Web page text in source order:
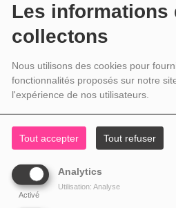
Les informations
collectons
Nous utilisons des cookies pour
fonctionnalités proposés sur notre
l'expérience de nos utilisateurs.
Tout accepter Tout refuser
Analytics
Activé
Utilisation: Analyse